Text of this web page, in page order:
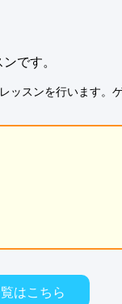
です。
スンを行います。
はこちら